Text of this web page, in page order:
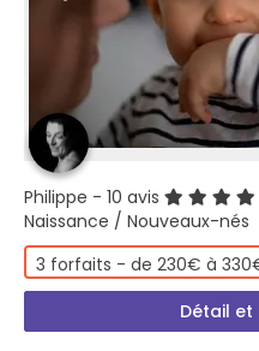
Philippe - 10 avis
Naissance / Nouveaux-nés
3 forfaits - de 230€ à
Détail